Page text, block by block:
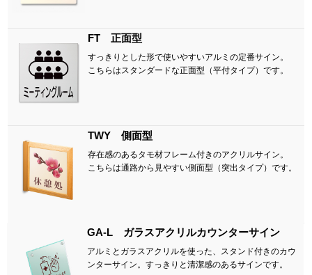
FT 正面型
すっきりとした形で使いやすいアルミの定番サイン。
こちらはスタンダードな正面型（平付タイプ）です。
TWY 側面型
存在感のあるタモ材フレーム付きのアクリルサイン。
こちらは通路から見やすい側面型（突出タイプ）です。
GA-L ガラスアクリルカウンターサイン
アルミとガラスアクリルを使った、スタンド付きのカウ
ンターサイン。すっきりと清潔感のあるサインです。